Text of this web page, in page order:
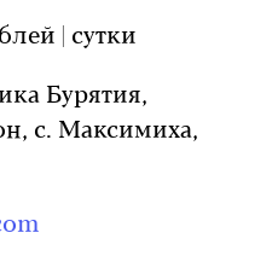
| сутки
Бурятия,
с. Максимиха,